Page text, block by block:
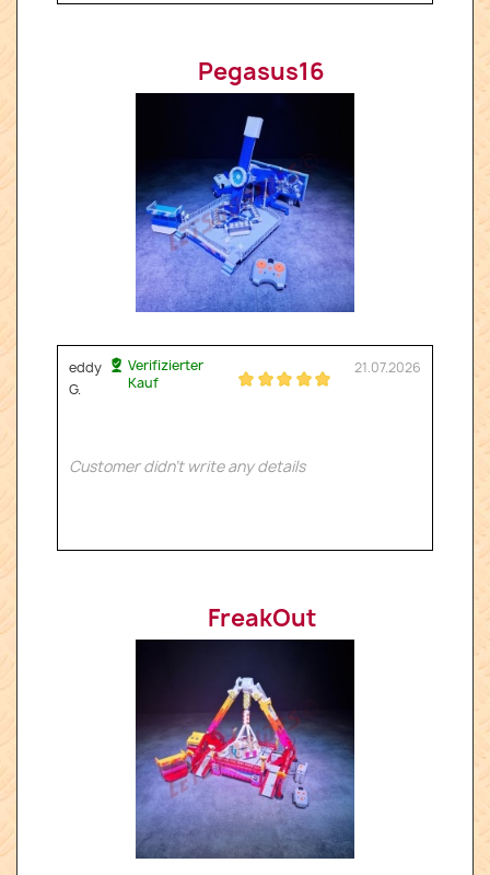
Pegasus16
eddy
G.
Verifizierter
Kauf
21.07.2026
Customer didn't write any details
FreakOut